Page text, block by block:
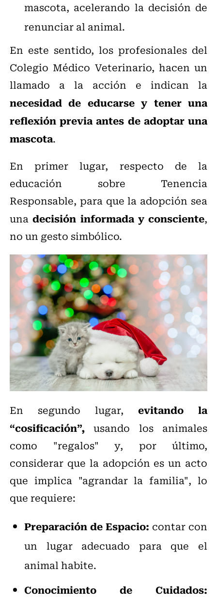
mascota, acelerando la decisión de
renunciar al animal.
En este sentido, los profesionales del
Colegio Médico Veterinario, hacen un
llamado a la acción e indican la
necesidad de educarse y tener una
reflexión previa antes de adoptar una
mascota.
En primer lugar, respecto de la
educación sobre Tenencia
Responsable, para que la adopción sea
unadecisión informada y consciente,
no un gesto simbólico.
En segundo lugar, evitando la
“cosificación”, usando los animales
como "regalos" y, por último,
considerar que la adopción es un acto
que implica "agrandar la familia", lo
que requiere:
​Preparación de Espacio: contar con
un lugar adecuado para que el
animal habite.
Conocimiento de Cuidados: